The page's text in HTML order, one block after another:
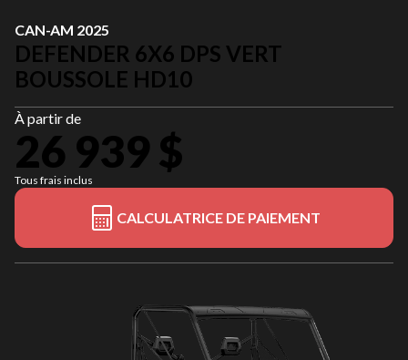
CAN-AM 2025
DEFENDER 6X6 DPS VERT
BOUSSOLE HD10
À partir de
26 939 $
Tous frais inclus
CALCULATRICE DE PAIEMENT